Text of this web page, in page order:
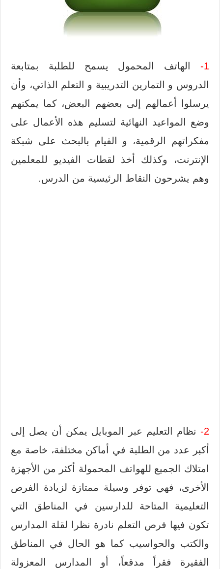
1-
الهاتف المحمول يسمح للطلبة بمتابعة
الدروس و التمارين التدريبية و التعلم الذاتي، وأن
يرسلوا أعمالهم إلى بعضهم البعض، كما يمكنهم
وضع المواعيد النهائية لتسليم هذه الأعمال على
مفكراتهم الرقمية، و القيام بالبحث على شبكة
الإنترنت، وكذلك أخذ لقطات الفيديو للمعلمين
وهم يشرحون النقاط الرئيسية من الدرس.
2-
نظام التعليم عبر الموبايل يمكن أن يصل إلى
أكبر عدد من الطلبة في أماكن مختلفة، خاصة مع
امتلاك الجميع للهواتف المحمولة أكثر من الأجهزة
الأخرى، فهي توفر وسيلة ممتازة لزيادة الفرص
التعليمية المتاحة للدارسين في المناطق التي
تكون فيها فرص التعلم نادرة نظرا لقلة المدارس
والكتب والحواسيب كما هو الحال في المناطق
الفقيرة فقراً مدقعاً، أو المدارس المعزولة